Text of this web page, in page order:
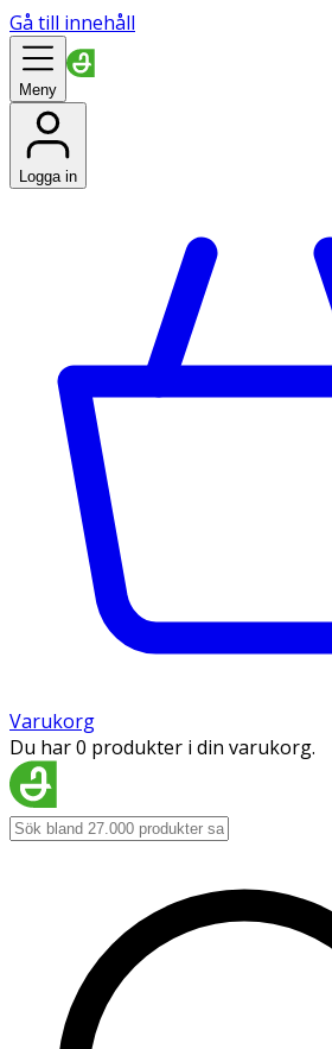
Gå till innehåll
Meny
Logga in
Varukorg
Du har 0 produkter i din varukorg.